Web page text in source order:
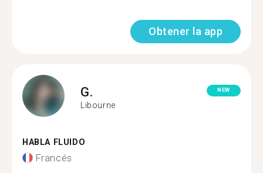
Obtener la app
G.
Libourne
NEW
HABLA FLUIDO
Francés